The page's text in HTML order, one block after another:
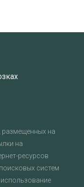
на
на
ресурсов
систем